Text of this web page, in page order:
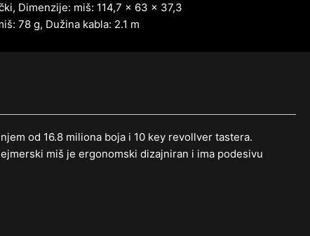
Dimenzije: miš: 114,7 x 63 x 37,3
78 g, Dužina kabla: 2.1 m
od 16.8 miliona boja i 10 key revollver tastera.
miš je ergonomski dizajniran i ima podesivu